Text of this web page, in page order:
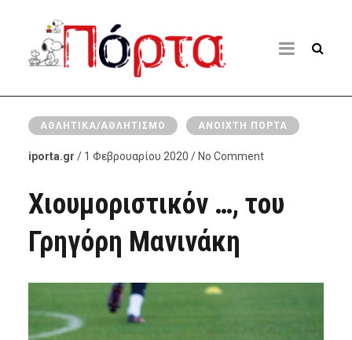
ΑΘΛΗΤΙΚΆ/ΑΘΛΗΤΙΣΜΌ ΑΝΟΙΧΤΉ ΠΌΡΤΑ
iporta.gr / 1 Φεβρουαρίου 2020 / No Comment
Χιουμοριστικόν …, του
Γρηγόρη Μανινάκη